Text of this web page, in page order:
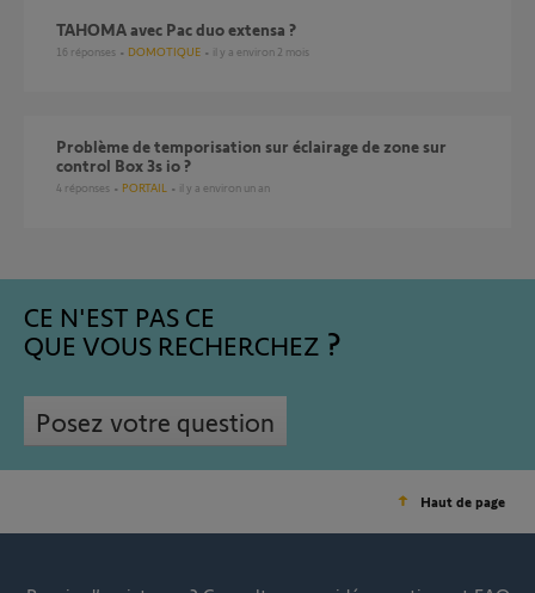
TAHOMA avec Pac duo extensa ?
16 réponses DOMOTIQUE il y a environ 2 mois
Problème de temporisation sur éclairage de zone sur
control Box 3s io ?
4 réponses PORTAIL il y a environ un an
CE N'EST PAS CE
QUE VOUS RECHERCHEZ
Posez votre question
Haut de page